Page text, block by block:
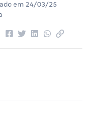
em 24/03/25